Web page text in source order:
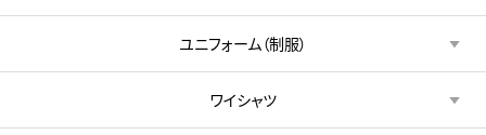
ユニフォーム（制服）
ワイシャツ